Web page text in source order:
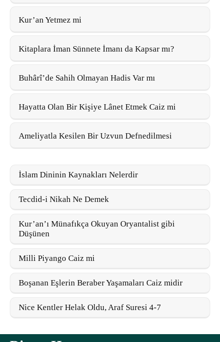
Kur’an Yetmez mi
Kitaplara İman Sünnete İmanı da Kapsar mı?
Buhârî’de Sahih Olmayan Hadis Var mı
Hayatta Olan Bir Kişiye Lânet Etmek Caiz mi
Ameliyatla Kesilen Bir Uzvun Defnedilmesi
İslam Dininin Kaynakları Nelerdir
Tecdid-i Nikah Ne Demek
Kur’an’ı Münafıkça Okuyan Oryantalist gibi
Düşünen
Milli Piyango Caiz mi
Boşanan Eşlerin Beraber Yaşamaları Caiz midir
Nice Kentler Helak Oldu, Araf Suresi 4-7